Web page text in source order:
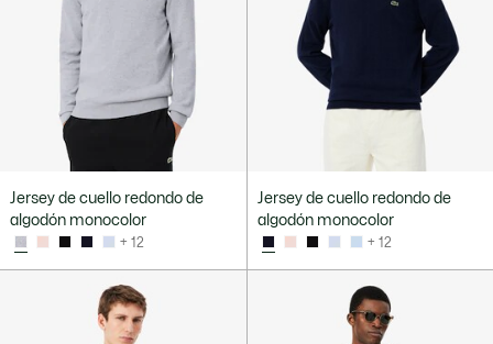
Jersey de cuello redondo de
algodón monocolor
+ 12
Jersey de cuello redondo de
algodón monocolor
+ 12